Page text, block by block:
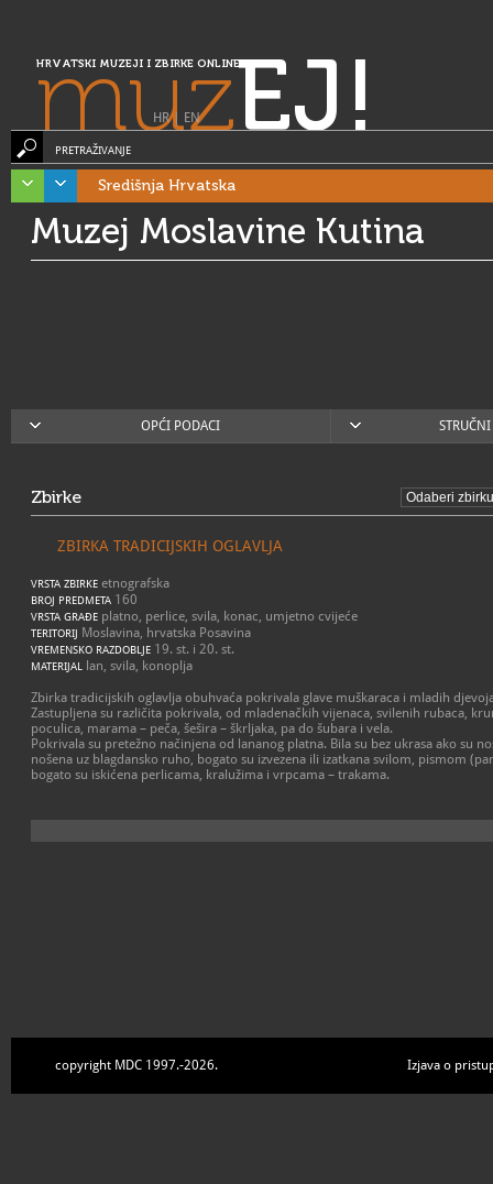
HRVATSKI MUZEJI I ZBIRKE ONLINE
muzEJ!
HR| EN
PRETRAŽIVANJE
Središnja Hrvatska
Muzej Moslavine Kutina
OPĆI PODACI
Zbirke
ZBIRKA TRADICIJSKIH OGLAVLJA
VRSTA ZBIRKE etnografska
BROJ PREDMETA 160
VRSTA GRAĐE platno, perlice, svila, konac, umjetno cvijeće
TERITORIJ Moslavina, hrvatska Posavina
VREMENSKO RAZDOBLJE 19. st. i 20. st.
MATERIJAL lan, svila, konoplja
Zbirka tradicijskih oglavlja obuhvaća pokrivala glave muškaraca i mladih
Zastupljena su različita pokrivala, od mladenačkih vijenaca, svilenih rubaca,
poculica, marama – peča, šešira – škrljaka, pa do šubara i vela.
Pokrivala su pretežno načinjena od lananog platna. Bila su bez ukrasa ako su
nošena uz blagdansko ruho, bogato su izvezena ili izatkana svilom, pismom
bogato su iskićena perlicama, kralužima i vrpcama – trakama.
copyright MDC 1997.-2026. Izjava o